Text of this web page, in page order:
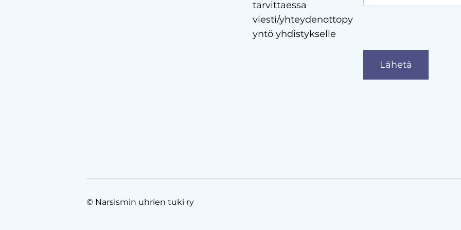
tarvittaessa
viesti/yhteydenottopy
yntö yhdistykselle
Lähetä
© Narsismin uhrien tuki ry